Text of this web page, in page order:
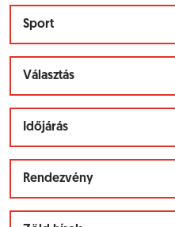
Sport
Választás
Időjárás
Rendezvény